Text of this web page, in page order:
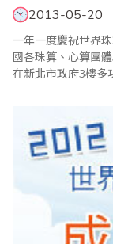
2013-05-20
一年一度慶祝世界
國各珠算、心算團
在新北市政府3樓多
力，對年長者也有
齡學習或珠算對於醫..